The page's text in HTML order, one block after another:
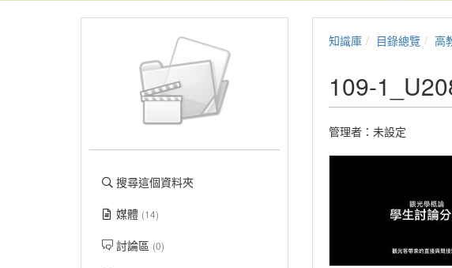
搜尋這個資料夾
媒體 (14)
討論區 (0)
知識庫 目錄總覽 高
109-
管理者：未設定